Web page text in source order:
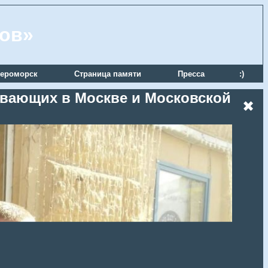
Страница памяти Пресса :)
в Москве и Московской
✖